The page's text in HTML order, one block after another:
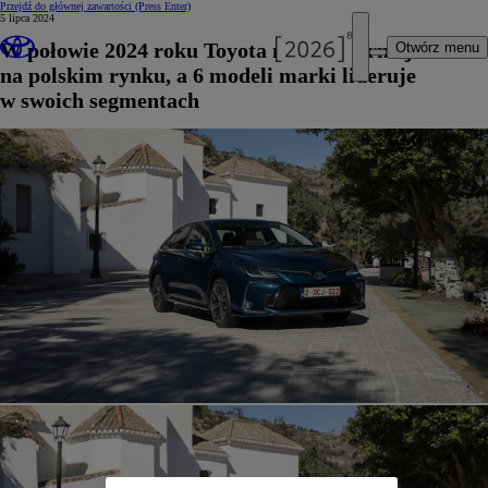
Przejdź do głównej zawartości (Press Enter)
Otwórz menu
5 lipca 2024
W połowie 2024 roku Toyota najpopularniejsza
na polskim rynku, a 6 modeli marki lideruje
w swoich segmentach